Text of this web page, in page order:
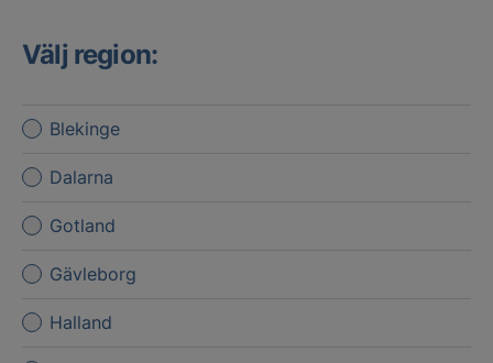
Välj region:
Blekinge
Dalarna
Gotland
Gävleborg
Halland